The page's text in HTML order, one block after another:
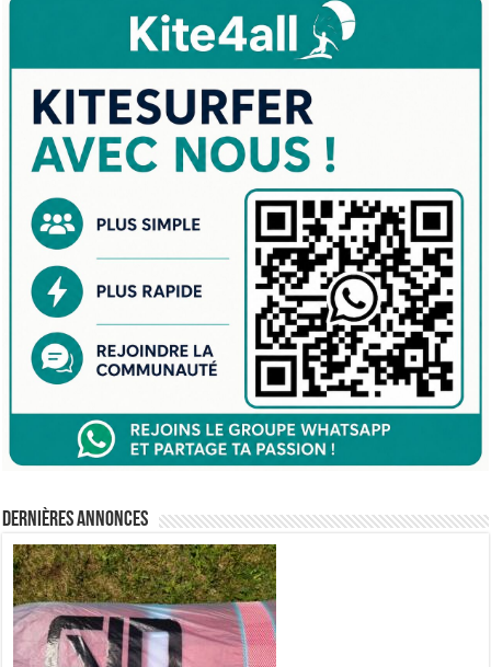
Dernières annonces